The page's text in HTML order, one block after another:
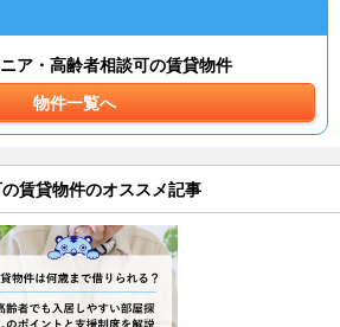
ア・高齢者相談可の賃貸物件
物件一覧へ
賃貸物件のオススメ記事